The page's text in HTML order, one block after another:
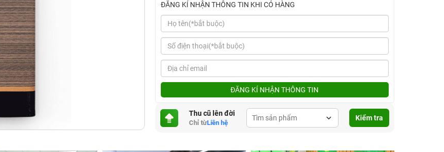
ĐĂNG KÍ NHẬN THÔNG TIN KHI CÓ HÀNG
ĐĂNG KÍ NHẬN THÔNG TIN
Thu cũ lên đời
Chỉ từLiên hệ
Kiểm tra